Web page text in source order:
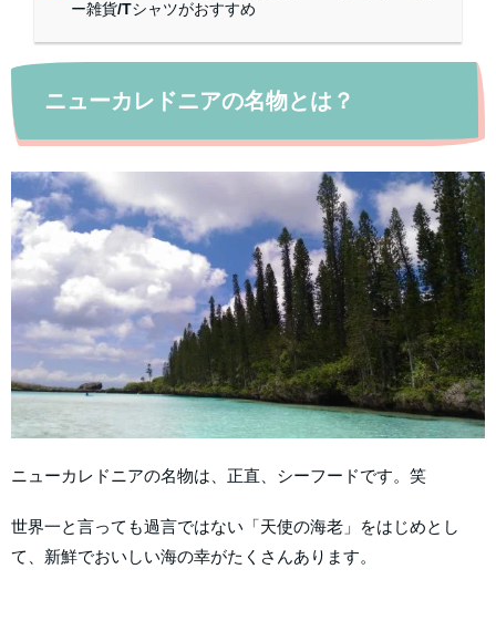
ー雑貨/Tシャツがおすすめ
ニューカレドニアの名物とは？
ニューカレドニアの名物は、正直、シーフードです。笑
世界一と言っても過言ではない「天使の海老」をはじめとし
て、新鮮でおいしい海の幸がたくさんあります。